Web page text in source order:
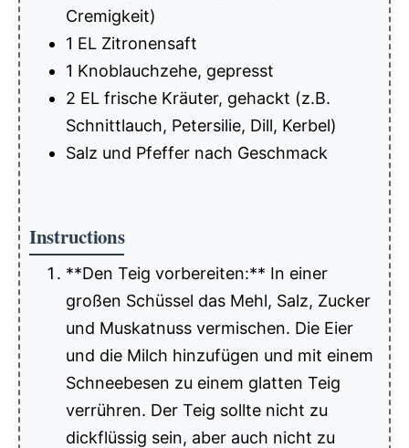
Cremigkeit)
1 EL Zitronensaft
1 Knoblauchzehe, gepresst
2 EL frische Kräuter, gehackt (z.B.
Schnittlauch, Petersilie, Dill, Kerbel)
Salz und Pfeffer nach Geschmack
Instructions
**Den Teig vorbereiten:** In einer
großen Schüssel das Mehl, Salz, Zucker
und Muskatnuss vermischen. Die Eier
und die Milch hinzufügen und mit einem
Schneebesen zu einem glatten Teig
verrühren. Der Teig sollte nicht zu
dickflüssig sein, aber auch nicht zu